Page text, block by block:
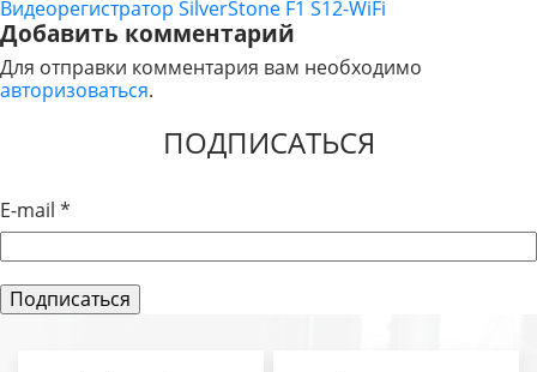
НАВИГАЦИЯ
ПО
ЗАПИСЯМ
Видеорегистратор SilverStone F1 S12-WiFi
Добавить комментарий
Для отправки комментария вам необходимо
авторизоваться.
ПОДПИСАТЬСЯ
E-mail *